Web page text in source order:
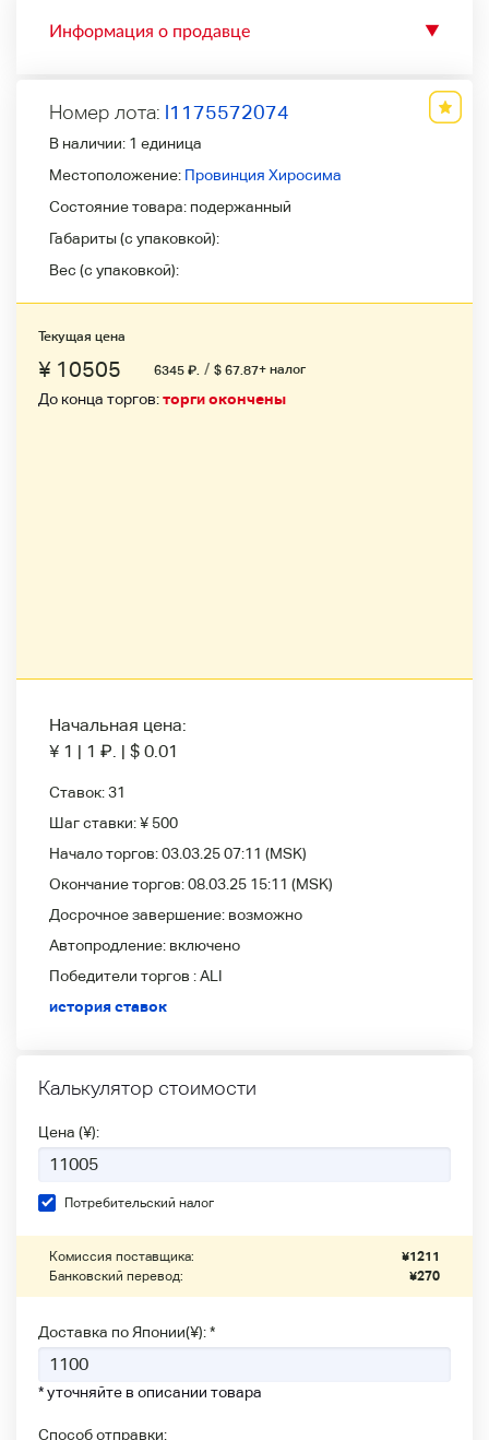
Информация о продавце ▼
Номер лота: l1175572074
В наличии: 1 единица
Местоположение: Провинция Хиросима
Состояние товара: подержанный
Габариты (с упаковкой):
Вес (с упаковкой):
Текущая цена
¥ 10505 6345 ₽. / $ 67.87+ налог
До конца торгов:торги окончены
Начальная цена:
¥ 1 | 1 ₽. | $ 0.01
Ставок:31
Шаг ставки:¥ 500
Начало торгов:03.03.25 07:11 (MSK)
Окончание торгов:08.03.25 15:11 (MSK)
Досрочное завершение: возможно
Автопродление: включено
Победители
торгов :ALI
история ставок
Калькулятор стоимости
Цена (¥):
Потребительский налог
Комиссия поставщика: ¥1211
Банковский перевод:
¥270
Доставка по Японии(¥): *
* уточняйте в описании товара
Способ отправки: